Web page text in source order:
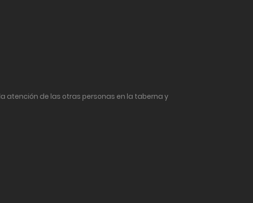
atención de las otras personas en la taberna y